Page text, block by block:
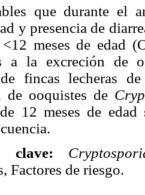
que durante el
y presencia de
meses de edad
a la excreción de
fincas lecheras
de ooquistes de
12 meses de
clave:
Factores de riesgo.